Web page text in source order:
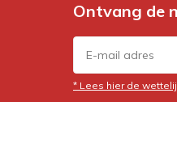
Ontvang de
* Lees hier de